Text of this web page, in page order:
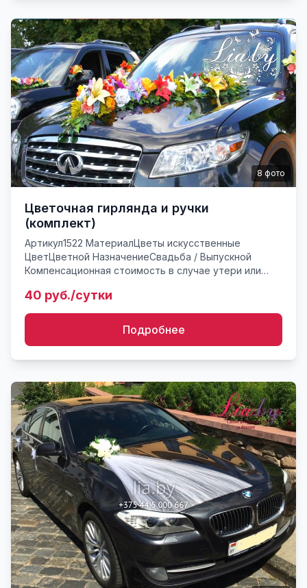
8 фото
Цветочная гирлянда и ручки
(комплект)
Артикул1522 МатериалЦветы искусственные
ЦветЦветной НазначениеСвадьба / Выпускной
Компенсационная стоимость в случае утери или
капот автомобиля и украше...
40 руб./сутки
Подробнее